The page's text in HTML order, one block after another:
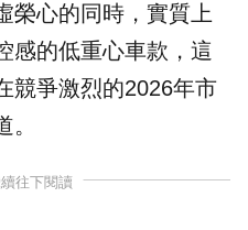
榮心的同時，實質上
感的低重心車款，這
競爭激烈的2026年市
往下閱讀